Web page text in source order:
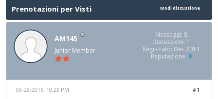
Modi discussione
Prenotazioni per Visti
AM145
Junior Member
Messaggi: 8
Discussioni: 1
Registrato: Dec 2014
Reputazione: 0
#1
03-28-2016, 10:23 PM